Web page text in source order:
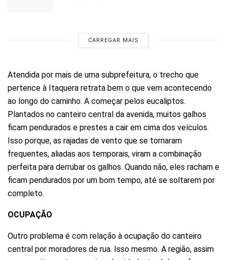
CARREGAR MAIS
Atendida por mais de uma subprefeitura, o trecho que
pertence à Itaquera retrata bem o que vem acontecendo
ao longo do caminho. A começar pelos eucaliptos.
Plantados no canteiro central da avenida, muitos galhos
ficam pendurados e prestes a cair em cima dos veículos.
Isso porque, as rajadas de vento que se tornaram
frequentes, aliadas aos temporais, viram a combinação
perfeita para derrubar os galhos. Quando não, eles racham e
ficam pendurados por um bom tempo, até se soltarem por
completo.
OCUPAÇÃO
Outro problema é com relação à ocupação do canteiro
central por moradores de rua. Isso mesmo. A região, assim